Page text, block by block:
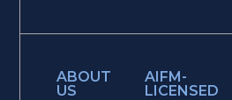
ABOUT
US
AIFM-
LICENSED